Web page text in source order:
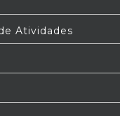
Atividades